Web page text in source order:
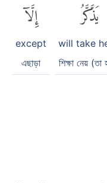
يَذَّكَّرُ
will take
শিক্ষা নেয় (তা
إِلَّآ
except
এছাড়া